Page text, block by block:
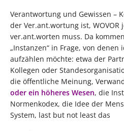
Verantwortung und Gewissen –
der Ver.ant.wortung ist,
ver.ant.worten muss. Da
„Instanzen“ in Frage, von
aufzählen möchte: etwa der
Kollegen oder
die öffentliche Meinung,
oder ein höheres Wesen, die
Normenkodex, die Idee der
System, last but not least das